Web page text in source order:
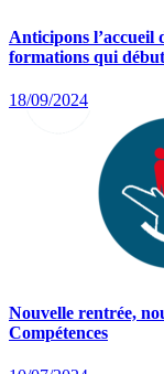
Anticipons l’accueil
formations qui
18/09/2024
Nouvelle rentrée,
Compétences